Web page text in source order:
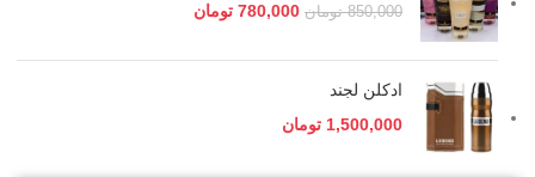
850,000 تومان 780,000 تومان
ادکلن لجند
1,500,000 تومان